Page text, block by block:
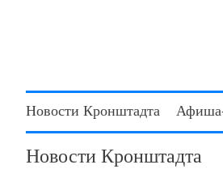
Новости Кронштадта
Новости Кронштадта